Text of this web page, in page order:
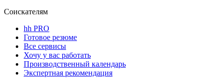
Соискателям
hh PRO
Готовое резюме
Все сервисы
Хочу у вас работать
Производственный календарь
Экспертная рекомендация